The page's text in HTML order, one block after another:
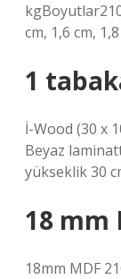
cm, 1,6 cm,
1
İ-Wood (30 x
Beyaz
yükseklik 30
18 mm
18mm MDF